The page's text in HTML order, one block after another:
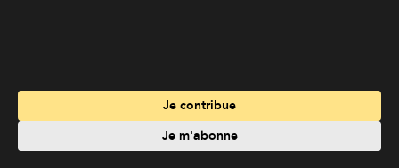
Informations